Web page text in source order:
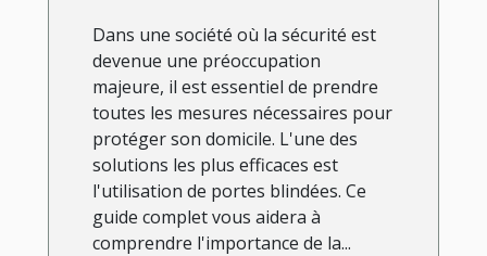
Dans une société où la sécurité est
devenue une préoccupation
majeure, il est essentiel de prendre
toutes les mesures nécessaires pour
protéger son domicile. L'une des
solutions les plus efficaces est
l'utilisation de portes blindées. Ce
guide complet vous aidera à
comprendre l'importance de la...